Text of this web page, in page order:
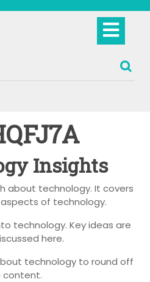
Insights
about technology. It covers
of technology.
technology. Key ideas are
here.
technology to round off
content.